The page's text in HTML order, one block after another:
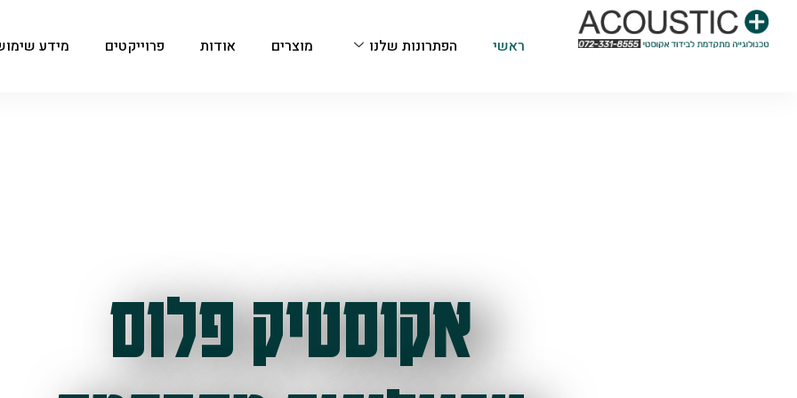
ראשי הפתרונות שלנו מוצרים אודות פרוייקטים מידע
אקוסטיק פלוס